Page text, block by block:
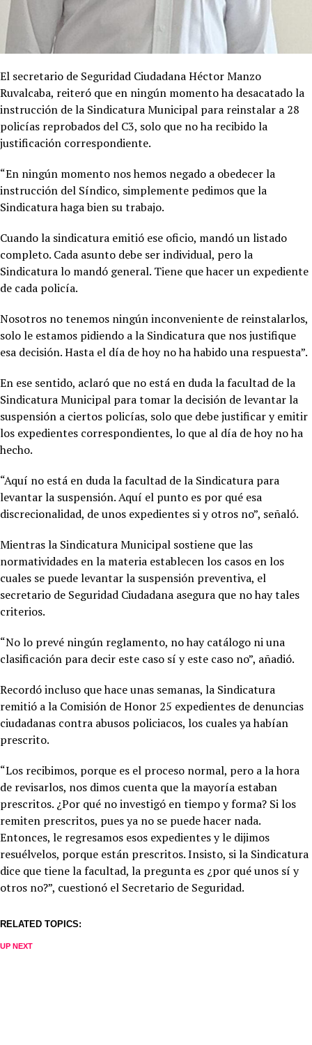
El secretario de Seguridad Ciudadana Héctor Manzo
Ruvalcaba, reiteró que en ningún momento ha desacatado la
instrucción de la Sindicatura Municipal para reinstalar a 28
policías reprobados del C3, solo que no ha recibido la
justificación correspondiente.
“En ningún momento nos hemos negado a obedecer la
instrucción del Síndico, simplemente pedimos que la
Sindicatura haga bien su trabajo.
Cuando la sindicatura emitió ese oficio, mandó un listado
completo. Cada asunto debe ser individual, pero la
Sindicatura lo mandó general. Tiene que hacer un expediente
de cada policía.
Nosotros no tenemos ningún inconveniente de reinstalarlos,
solo le estamos pidiendo a la Sindicatura que nos justifique
esa decisión. Hasta el día de hoy no ha habido una respuesta”.
En ese sentido, aclaró que no está en duda la facultad de la
Sindicatura Municipal para tomar la decisión de levantar la
suspensión a ciertos policías, solo que debe justificar y emitir
los expedientes correspondientes, lo que al día de hoy no ha
hecho.
“Aquí no está en duda la facultad de la Sindicatura para
levantar la suspensión. Aquí el punto es por qué esa
discrecionalidad, de unos expedientes si y otros no”, señaló.
Mientras la Sindicatura Municipal sostiene que las
normatividades en la materia establecen los casos en los
cuales se puede levantar la suspensión preventiva, el
secretario de Seguridad Ciudadana asegura que no hay tales
criterios.
“No lo prevé ningún reglamento, no hay catálogo ni una
clasificación para decir este caso sí y este caso no”, añadió.
Recordó incluso que hace unas semanas, la Sindicatura
remitió a la Comisión de Honor 25 expedientes de denuncias
ciudadanas contra abusos policiacos, los cuales ya habían
prescrito.
“Los recibimos, porque es el proceso normal, pero a la hora
de revisarlos, nos dimos cuenta que la mayoría estaban
prescritos. ¿Por qué no investigó en tiempo y forma? Si los
remiten prescritos, pues ya no se puede hacer nada.
Entonces, le regresamos esos expedientes y le dijimos
resuélvelos, porque están prescritos. Insisto, si la Sindicatura
dice que tiene la facultad, la pregunta es ¿por qué unos sí y
otros no?”, cuestionó el Secretario de Seguridad.
RELATED TOPICS:
UP NEXT